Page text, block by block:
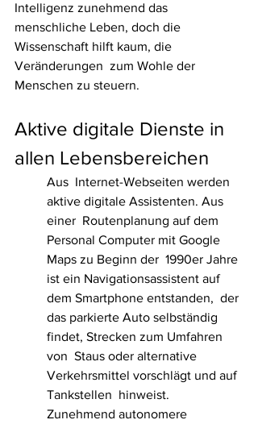
Intelligenz zunehmend das
menschliche Leben, doch die
Wissenschaft hilft kaum, die
Veränderungen  zum Wohle der
Menschen zu steuern.
Aktive digitale Dienste in
allen Lebensbereichen
Aus  Internet-Webseiten werden
aktive digitale Assistenten. Aus
einer  Routenplanung auf dem
Personal Computer mit Google
Maps zu Beginn der  1990er Jahre
ist ein Navigationsassistent auf
dem Smartphone entstanden,  der
das parkierte Auto selbständig
findet, Strecken zum Umfahren
von  Staus oder alternative
Verkehrsmittel vorschlägt und auf
Tankstellen  hinweist.
Zunehmend autonomere